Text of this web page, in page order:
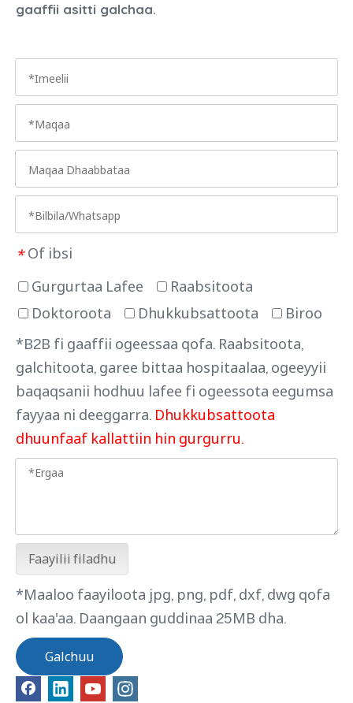
gaaffii asitti galchaa.
* Of ibsi
Gurgurtaa Lafee
Raabsitoota
Doktoroota
Dhukkubsattoota
Biroo
*B2B fi gaaffii ogeessaa qofa. Raabsitoota,
galchitoota, garee bittaa hospitaalaa, ogeeyyii
baqaqsanii hodhuu lafee fi ogeessota eegumsa
fayyaa ni deeggarra. Dhukkubsattoota
dhuunfaaf kallattiin hin gurgurru.
Faayilii filadhu
*Maaloo faayiloota jpg, png, pdf, dxf, dwg qofa
ol kaa'aa. Daangaan guddinaa 25MB dha.
Galchuu